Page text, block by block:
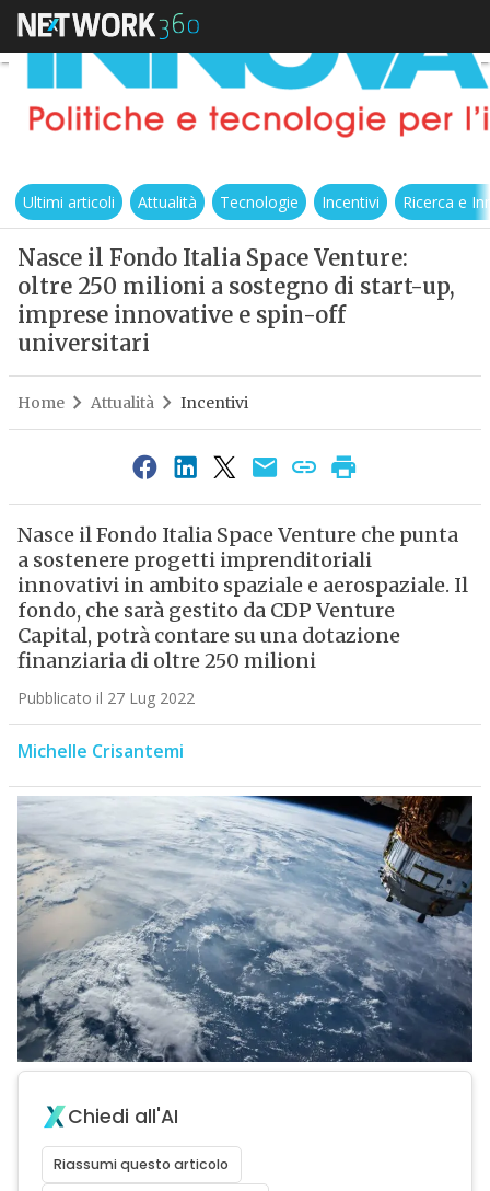
Ultimi articoli Attualità Tecnologie Incentivi Ricerca e
Nasce il Fondo Italia Space Venture:
oltre 250 milioni a sostegno di start-up,
imprese innovative e spin-off
universitari
Home Attualità Incentivi
Nasce il Fondo Italia Space Venture che punta
a sostenere progetti imprenditoriali
innovativi in ambito spaziale e aerospaziale. Il
fondo, che sarà gestito da CDP Venture
Capital, potrà contare su una dotazione
finanziaria di oltre 250 milioni
Pubblicato il 27 Lug 2022
Michelle Crisantemi
Chiedi all'AI
Riassumi questo articolo